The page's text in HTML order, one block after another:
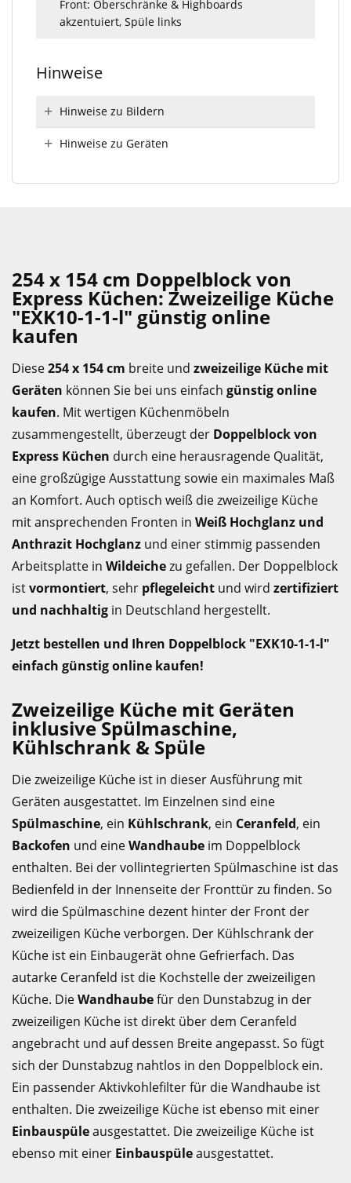
Front: Oberschränke & Highboards
akzentuiert, Spüle links
Hinweise
Hinweise zu Bildern
Hinweise zu Geräten
254 x 154 cm Doppelblock von
Express Küchen: Zweizeilige Küche
"EXK10-1-1-l" günstig online
kaufen
Diese254 x 154 cm breite und zweizeilige Küche mit
Geräten können Sie bei uns einfach günstig online
kaufen. Mit wertigen Küchenmöbeln
zusammengestellt, überzeugt der Doppelblock von
Express Küchen durch eine herausragende Qualität,
eine großzügige Ausstattung sowie ein maximales Maß
an Komfort. Auch optisch weiß die zweizeilige Küche
mit ansprechenden Fronten in Weiß Hochglanz und
Anthrazit Hochglanz und einer stimmig passenden
Arbeitsplatte in Wildeichezu gefallen. Der Doppelblock
istvormontiert, sehr pflegeleicht und wird zertifiziert
und nachhaltig in Deutschland hergestellt.
Jetzt bestellen und Ihren Doppelblock "EXK10-1-1-l"
einfach günstig online kaufen!
Zweizeilige Küche mit Geräten
inklusive Spülmaschine,
Kühlschrank & Spüle
Die zweizeilige Küche ist in dieser Ausführung mit
Geräten ausgestattet. Im Einzelnen sind eine
Spülmaschine, ein Kühlschrank, ein Ceranfeld, ein
Backofen und eineWandhaube im Doppelblock
enthalten. Bei der vollintegrierten Spülmaschine ist das
Bedienfeld in der Innenseite der Fronttür zu finden. So
wird die Spülmaschine dezent hinter der Front der
zweizeiligen Küche verborgen. Der Kühlschrank der
Küche ist ein Einbaugerät ohne Gefrierfach. Das
autarke Ceranfeld ist die Kochstelle der zweizeiligen
Küche. DieWandhaubefür den Dunstabzug in der
zweizeiligen Küche ist direkt über dem Ceranfeld
angebracht und auf dessen Breite angepasst. So fügt
sich der Dunstabzug nahtlos in den Doppelblock ein.
Ein passender Aktivkohlefilter für die Wandhaube ist
enthalten. Die zweizeilige Küche ist ebenso mit einer
Einbauspüleausgestattet. Die zweizeilige Küche ist
ebenso mit einer Einbauspüleausgestattet.